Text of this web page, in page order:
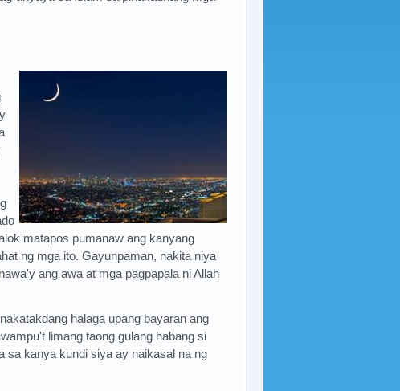
matapos pumanaw ang kanyang
ng mga ito. Gayunpaman, nakita niya
ang awa at mga pagpapala ni Allah
halaga upang bayaran ang
limang taong gulang habang si
sa kanya kundi siya ay naikasal na ng